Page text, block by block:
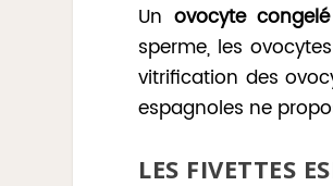
Un ovocyte
sperme, les
vitrification des
espagnoles ne
LES FIVETTES